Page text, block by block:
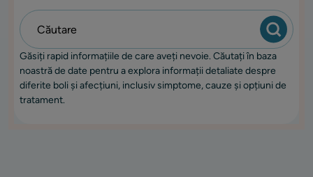
Găsiți rapid informațiile de care aveți nevoie. Căutați în baza
noastră de date pentru a explora informații detaliate despre
diferite boli și afecțiuni, inclusiv simptome, cauze și opțiuni de
tratament.